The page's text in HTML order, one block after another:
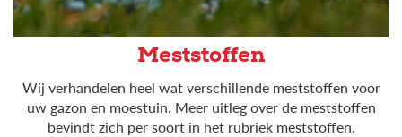
Meststoffen
Wij verhandelen heel wat verschillende meststoffen voor
uw gazon en moestuin. Meer uitleg over de meststoffen
bevindt zich per soort in het rubriek meststoffen.